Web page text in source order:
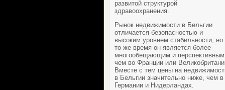
развитой структурой
здравоохранения.
Рынок недвижимости в Бельгии
отличается безопасностью и
высоким уровнем стабильности, но
то же время он является более
многообещающим и
чем во Франции или
Вместе с тем цены на
в Бельгии значительно ниже, чем в
Германии и Нидерландах.